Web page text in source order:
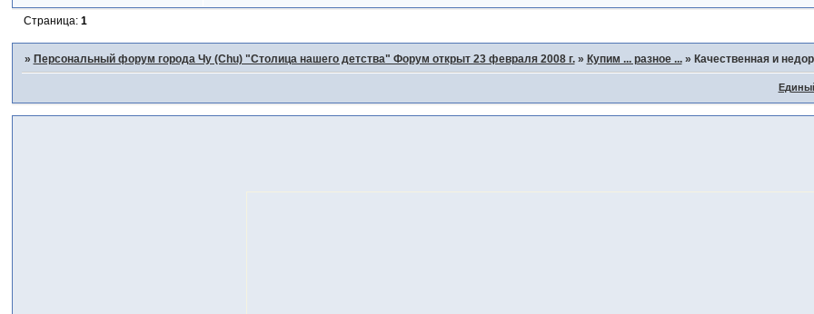
Страница: 1
» Персональный форум города Чу (Chu) "Столица нашего детства" Форум открыт 23 февраля 2008 г. » Купим ... разное ... » Качественная и